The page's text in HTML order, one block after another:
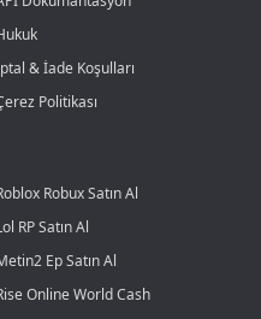
& İade Koşulları
Politikası
Robux Satın Al
RP Satın Al
Ep Satın Al
Online World Cash